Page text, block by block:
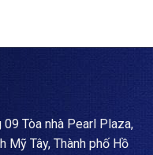
09 Tòa nhà Pearl Plaza,
Mỹ Tây, Thành phố Hồ